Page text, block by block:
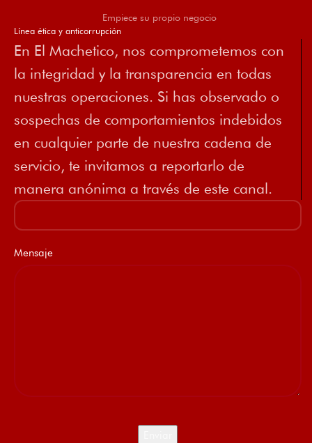
Empiece su propio negocio
Línea ética y anticorrupción
En El Machetico, nos comprometemos con
la integridad y la transparencia en todas
nuestras operaciones. Si has observado o
sospechas de comportamientos indebidos
en cualquier parte de nuestra cadena de
servicio, te invitamos a reportarlo de
manera anónima a través de este canal.
Mensaje